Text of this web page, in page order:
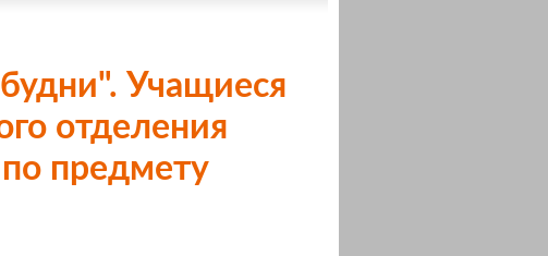
Учащиеся
отделения
предмету